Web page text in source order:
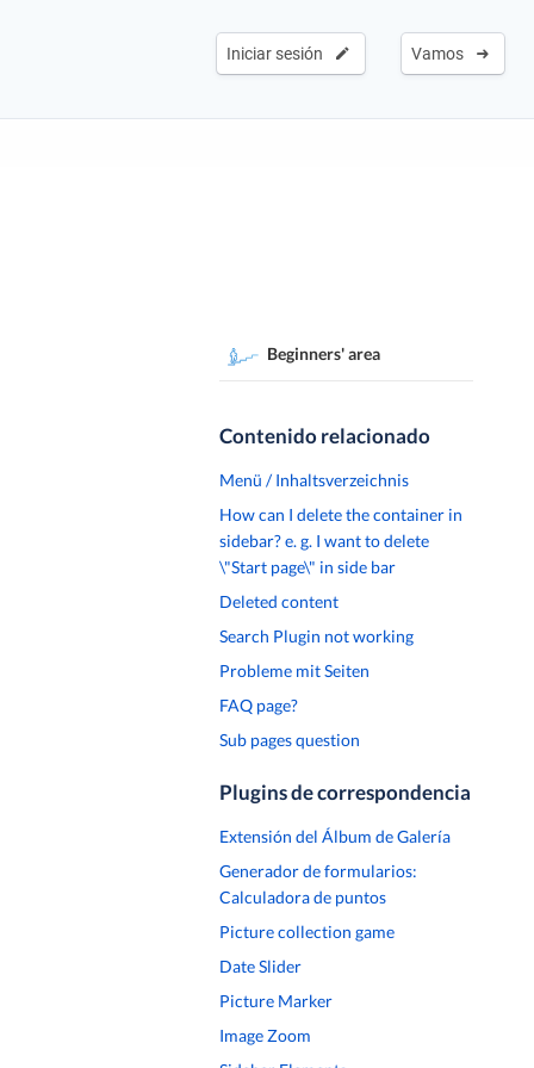
Vamos
Iniciar sesión
Beginners' area
Contenido relacionado
Menü / Inhaltsverzeichnis
How can I delete the container in
sidebar? e. g. I want to delete
\"Start page\" in side bar
Deleted content
Search Plugin not working
Probleme mit Seiten
FAQ page?
Sub pages question
Plugins de correspondencia
Extensión del Álbum de Galería
Generador de formularios:
Calculadora de puntos
Picture collection game
Date Slider
Picture Marker
Image Zoom